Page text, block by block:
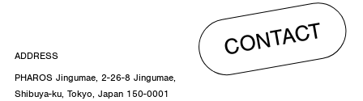
CONTACT
ADDRESS
PHAROS Jingumae, 2-26-8 Jingumae,
Shibuya-ku, Tokyo, Japan 150-0001